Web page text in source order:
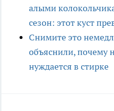
алыми
сезон: этот куст
Снимите это
объяснили, почему
нуждается в стирке